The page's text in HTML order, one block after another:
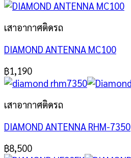
เสาอากาศติดรถ
DIAMOND ANTENNA MC100
฿1,190
เสาอากาศติดรถ
DIAMOND ANTENNA RHM-7350
฿8,500